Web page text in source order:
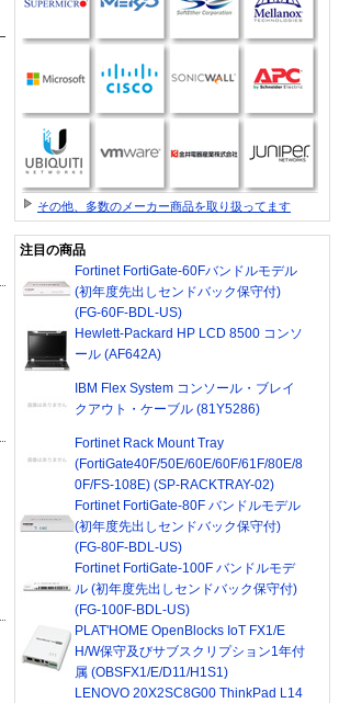
その他、多数のメーカー商品を取り扱ってます
注目の商品
Fortinet FortiGate-60Fバンドルモデル
(初年度先出しセンドバック保守付)
(FG-60F-BDL-US)
Hewlett-Packard HP LCD 8500 コンソ
ール (AF642A)
IBM Flex System コンソール・ブレイ
クアウト・ケーブル (81Y5286)
Fortinet Rack Mount Tray
(FortiGate40F/50E/60E/60F/61F/80E/8
0F/FS-108E) (SP-RACKTRAY-02)
Fortinet FortiGate-80F バンドルモデル
(初年度先出しセンドバック保守付)
(FG-80F-BDL-US)
Fortinet FortiGate-100F バンドルモデ
ル (初年度先出しセンドバック保守付)
(FG-100F-BDL-US)
PLAT'HOME OpenBlocks IoT FX1/E
H/W保守及びサブスクリプション1年付
属 (OBSFX1/E/D11/H1S1)
LENOVO 20X2SC8G00 ThinkPad L14